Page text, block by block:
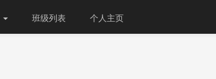
班级列表 个人主页